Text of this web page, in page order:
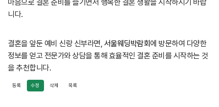
마음으로 결혼 준비를 즐기면서 행복한 결혼 생활을 시작하시기 바랍
니다.
결혼을 앞둔 예비 신랑 신부라면, 서울웨딩박람회에 방문하여 다양한
정보를 얻고 전문가와 상담을 통해 효율적인 결혼 준비를 시작하는 것
을 추천합니다.
등록 수정 삭제 목록